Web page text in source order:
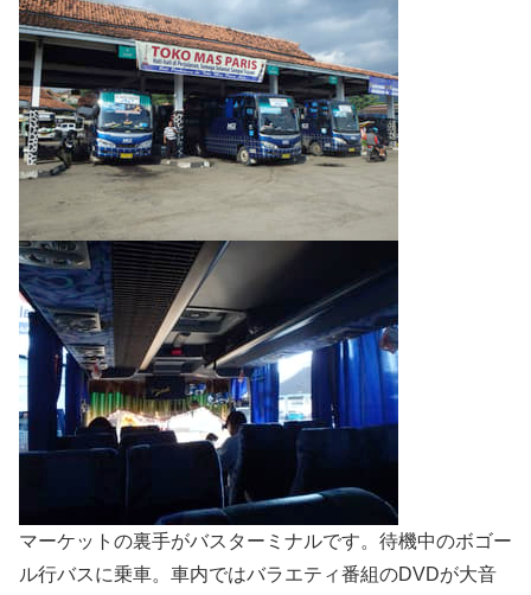
マーケットの裏手がバスターミナルです。待機中のボゴー
ル行バスに乗車。車内ではバラエティ番組のDVDが大音